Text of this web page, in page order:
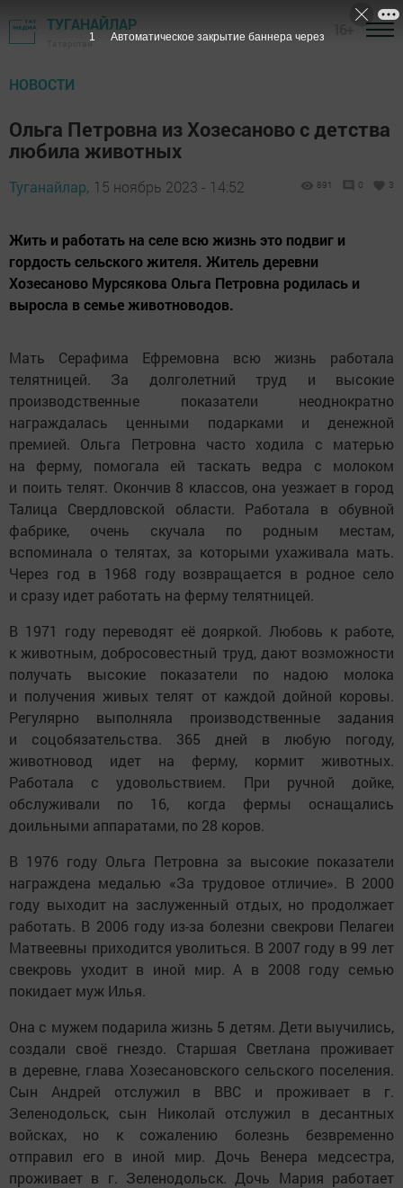
ТУГАНАЙЛАР
Татарстан
НОВОСТИ
Ольга Петровна из Хозесаново с детства
любила животных
Туганайлар, 15 ноябрь 2023 - 14:52 891 0 3
Жить и работать на селе всю жизнь это подвиг и
гордость сельского жителя. Житель деревни
Хозесаново Мурсякова Ольга Петровна родилась и
выросла в семье животноводов.
Мать Серафима Ефремовна всю жизнь работала
телятницей. За долголетний труд и высокие
производственные показатели неоднократно
награждалась ценными подарками и денежной
премией. Ольга Петровна часто ходила с матерью
на ферму, помогала ей таскать ведра с молоком
и поить телят. Окончив 8 классов, она уезжает в город
Талица Свердловской области. Работала в обувной
фабрике, очень скучала по родным местам,
вспоминала о телятах, за которыми ухаживала мать.
Через год в 1968 году возвращается в родное село
и сразу идет работать на ферму телятницей.
В 1971 году переводят её дояркой. Любовь к работе,
к животным, добросовестный труд, дают возможности
получать высокие показатели по надою молока
и получения живых телят от каждой дойной коровы.
Регулярно выполняла производственные задания
и соцобязательства. 365 дней в любую погоду,
животновод идет на ферму, кормит животных.
Работала с удовольствием. При ручной дойке,
обслуживали по 16, когда фермы оснащались
доильными аппаратами, по 28 коров.
В 1976 году Ольга Петровна за высокие показатели
награждена медалью «За трудовое отличие». В 2000
году выходит на заслуженный отдых, но продолжает
работать. В 2006 году из-за болезни свекрови Пелагеи
Матвеевны приходится уволиться. В 2007 году в 99 лет
свекровь уходит в иной мир. А в 2008 году семью
покидает муж Илья.
Она с мужем подарила жизнь 5 детям. Дети выучились,
создали своё гнездо. Старшая Светлана проживает
в деревне, глава Хозесановского сельского поселения.
Сын Андрей отслужил в ВВС и проживает в г.
Зеленодольск, сын Николай отслужил в десантных
войсках, но к сожалению болезнь безвременно
отправил его в иной мир. Дочь Венера медсестра,
проживает в г. Зеленодольск. Дочь Мария работает